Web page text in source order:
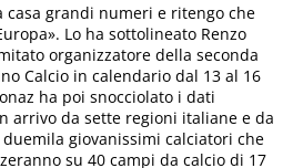
casa grandi numeri e ritengo che
Lo ha sottolineato Renzo
organizzatore della seconda
Calcio in calendario dal 13 al 16
ha poi snocciolato i dati
arrivo da sette regioni italiane e da
giovanissimi calciatori che
su 40 campi da calcio di 17